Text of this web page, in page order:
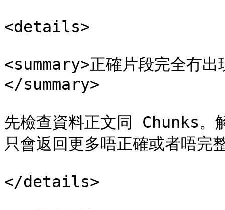
<details>
<summary>正確片段完全冇
</summary>
先檢查資料正文同 Chunks。
只會返回更多唔正確或者唔完
</details>